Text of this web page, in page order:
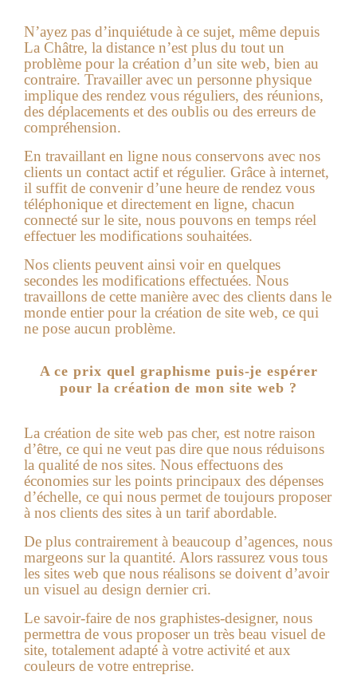
N’ayez pas d’inquiétude à ce sujet, même depuis
La Châtre, la distance n’est plus du tout un
problème pour la création d’un site web, bien au
contraire. Travailler avec un personne physique
implique des rendez vous réguliers, des réunions,
des déplacements et des oublis ou des erreurs de
compréhension.
En travaillant en ligne nous conservons avec nos
clients un contact actif et régulier. Grâce à internet,
il suffit de convenir d’une heure de rendez vous
téléphonique et directement en ligne, chacun
connecté sur le site, nous pouvons en temps réel
effectuer les modifications souhaitées.
Nos clients peuvent ainsi voir en quelques
secondes les modifications effectuées. Nous
travaillons de cette manière avec des clients dans le
monde entier pour la création de site web, ce qui
ne pose aucun problème.
A ce prix quel graphisme puis-je espérer
pour la création de mon site web ?
La création de site web pas cher, est notre raison
d’être, ce qui ne veut pas dire que nous réduisons
la qualité de nos sites. Nous effectuons des
économies sur les points principaux des dépenses
d’échelle, ce qui nous permet de toujours proposer
à nos clients des sites à un tarif abordable.
De plus contrairement à beaucoup d’agences, nous
margeons sur la quantité. Alors rassurez vous tous
les sites web que nous réalisons se doivent d’avoir
un visuel au design dernier cri.
Le savoir-faire de nos graphistes-designer, nous
permettra de vous proposer un très beau visuel de
site, totalement adapté à votre activité et aux
couleurs de votre entreprise.